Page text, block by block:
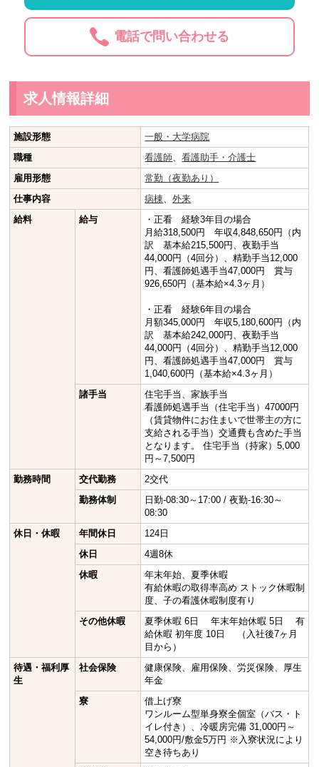
電話で問い合わせる
求人情報詳細
施設形態
一般・大学病院
職種
看護師、看護助手・介護士
雇用形態
常勤（夜勤あり）
仕事内容
病棟、外来
給料
給与
・正看 経験3年目の場合
月給318,500円 年収4,848,650円（内
訳 基本給215,500円、夜勤手当
44,000円（4回分）、精勤手当12,000
円、看護師処遇手当47,000円 賞与
926,650円（基本給×4.3ヶ月）
・正看 経験6年目の場合
月額345,000円 年収5,180,600円（内
訳 基本給242,000円、夜勤手当
44,000円（4回分）、精勤手当12,000
円、看護師処遇手当47,000円 賞与
1,040,600円（基本給×4.3ヶ月）
諸手当
住宅手当、家族手当
看護師処遇手当（住宅手当）47000円
（賃貸物件にお住まいで世帯主の方に
支給される手当）交通費も含めた手当
となります。 住宅手当（持家）5,000
円～7,500円
勤務時間
交代勤務
2交代
勤務体制
日勤-08:30～17:00 / 夜勤-16:30～
08:30
休日・休暇
年間休日
124日
休日
4週8休
休暇
年末年始、夏季休暇
有給休暇の取得率高め ストック休暇制
度、子の看護休暇制度有り
その他休暇
夏季休暇 6日 年末年始休暇 5日 有
給休暇 初年度 10日 （入社後7ヶ月
目から）
待遇・福利厚
生
社会保険
健康保険、雇用保険、労災保険、厚生
年金
寮
借上げ寮
ワンルーム型単身寮全個室（バス・ト
イレ付き）、冷暖房完備 31,000円～
54,000円/敷金5万円 ※入寮状況により
空き待ちあり